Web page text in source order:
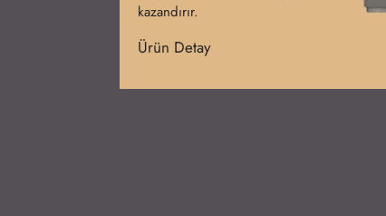
sağlar.
Ürün Detay